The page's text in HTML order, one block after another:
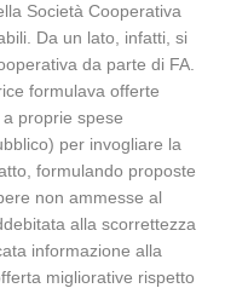
Società Cooperativa
Da un lato, infatti, si
da parte di FA.
formulava offerte
proprie spese
per invogliare la
formulando proposte
non ammesse al
alla scorrettezza
informazione alla
migliorative rispetto